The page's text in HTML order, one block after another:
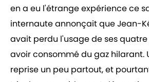
en a eu l'étrange expérience ce
internaute annonçait que Jean-
avait perdu l'usage de ses
avoir consommé du gaz hilarant.
reprise un peu partout, et